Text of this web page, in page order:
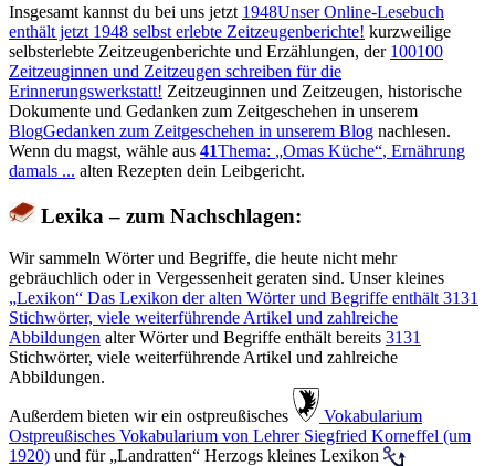
Insgesamt kannst du bei uns jetzt 1948Unser Online-Lesebuch
enthält jetzt 1948 selbst erlebte Zeitzeugenberichte! kurzweilige
selbsterlebte Zeitzeugenberichte und Erzählungen, der 100100
Zeitzeuginnen und Zeitzeugen schreiben für die
Erinnerungswerkstatt! Zeitzeuginnen und Zeitzeugen, historische
Dokumente und Gedanken zum Zeitgeschehen in unserem
BlogGedanken zum Zeitgeschehen in unserem Blog nachlesen.
Wenn du magst, wähle aus 41Thema: Omas Küche , Ernährung
damals ... alten Rezepten dein Leibgericht.
Lexika – zum Nachschlagen:
Wir sammeln Wörter und Begriffe, die heute nicht mehr
gebräuchlich oder in Vergessenheit geraten sind. Unser kleines
Lexikon
Das Lexikon der alten Wörter und Begriffe enthält 3131
Stichwörter, viele weiterführende Artikel und zahlreiche
Abbildungen alter Wörter und Begriffe enthält bereits 3131
Stichwörter, viele weiterführende Artikel und zahlreiche
Abbildungen.
Außerdem bieten wir ein ostpreußisches
️ Vokabularium
Ostpreußisches Vokabularium von Lehrer Siegfried Korneffel (um
1920) und für Landratten Herzogs kleines Lexikon